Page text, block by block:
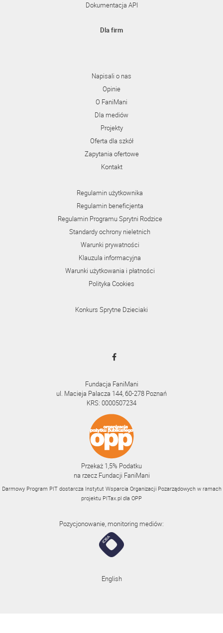
Dokumentacja API
Dla firm
Napisali o nas
Opinie
O FaniMani
Dla mediów
Projekty
Oferta dla szkół
Zapytania ofertowe
Kontakt
Regulamin użytkownika
Regulamin beneficjenta
Regulamin Programu Sprytni Rodzice
Standardy ochrony nieletnich
Warunki prywatności
Klauzula informacyjna
Warunki użytkowania i płatności
Polityka Cookies
Konkurs Sprytne Dzieciaki
Fundacja FaniMani
ul. Macieja Palacza 144, 60-278 Poznań
KRS: 0000507234
Przekaż 1,5% Podatku
na rzecz Fundacji FaniMani
Darmowy Program PIT dostarcza Instytut Wsparcia Organizacji Pozarządowych w ramach
projektu PITax.pl dla OPP
Pozycjonowanie, monitoring mediów:
English